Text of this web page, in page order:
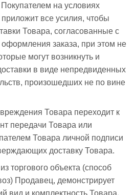
на условиях
все усилия, чтобы
Товара, согласованные с
заказа, при этом не
могут возникнуть и
в виде непредвиденных
произошедших не по вине
Товара переходит к
передачи Товара или
Товара личной подписи
доставку Товара.
торгового объекта (способ
Продавец, демонстрирует
вид и комплектность Товара.